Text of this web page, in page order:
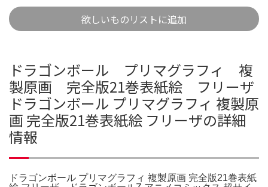
欲しいものリストに追加
ドラゴンボール プリマグラフィ 複
製原画 完全版21巻表紙絵 フリーザ
ドラゴンボール プリマグラフィ 複製原
画 完全版21巻表紙絵 フリーザの詳細
情報
ドラゴンボール プリマグラフィ 複製原画 完全版21巻表紙